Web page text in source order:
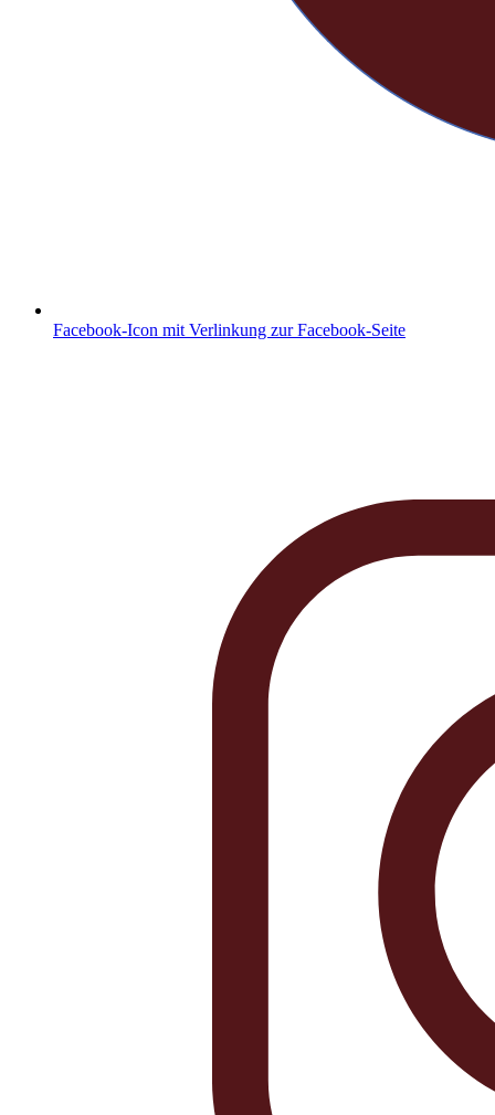
Facebook-Icon mit Verlinkung zur Facebook-Seite